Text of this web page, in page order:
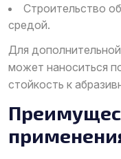
Строительство
средой.
Для
может наноситься
стойкость к